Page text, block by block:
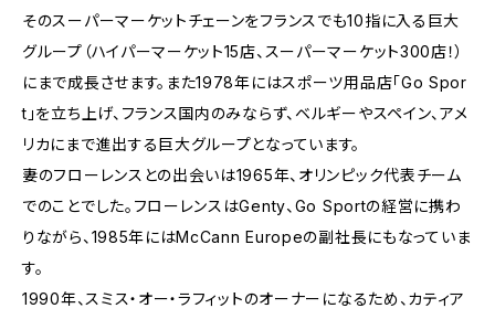
そのスーパーマーケットチェーンをフランスでも10指に入る巨大
グループ（ハイパーマーケット15店、スーパーマーケット300店！）
にまで成長させます。また1978年にはスポーツ用品店「Go Spor
t」を立ち上げ、フランス国内のみならず、ベルギーやスペイン、アメ
リカにまで進出する巨大グループとなっています。
妻のフローレンスとの出会いは1965年、オリンピック代表チーム
でのことでした。フローレンスはGenty、Go Sportの経営に携わ
りながら、1985年にはMcCann Europeの副社長にもなっていま
す。
1990年、スミス・オー・ラフィットのオーナーになるため、カティア